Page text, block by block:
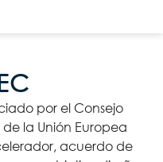
por el Consejo
la Unión Europea
acuerdo de